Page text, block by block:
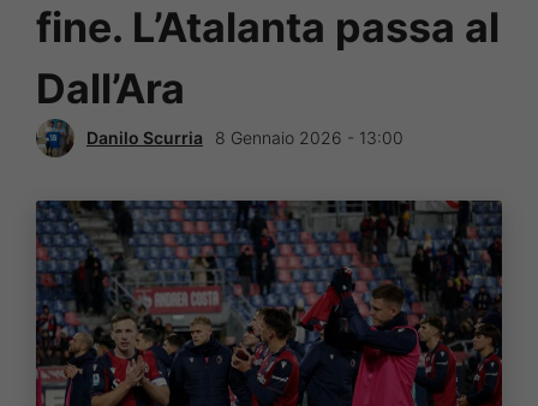
fine. L’Atalanta passa al
Dall’Ara
Danilo Scurria 8 Gennaio 2026 - 13:00